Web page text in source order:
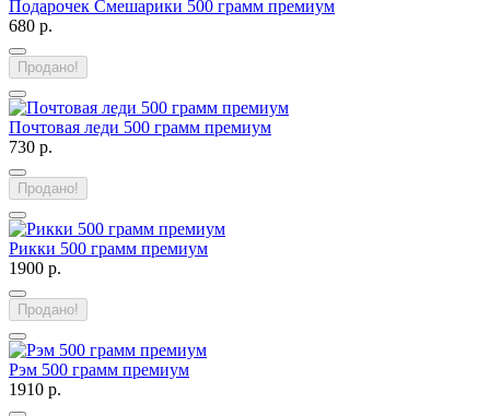
Подарочек Смешарики 500 грамм премиум
680 р.
Продано!
Почтовая леди 500 грамм премиум
730 р.
Продано!
Рикки 500 грамм премиум
1900 р.
Продано!
Рэм 500 грамм премиум
1910 р.